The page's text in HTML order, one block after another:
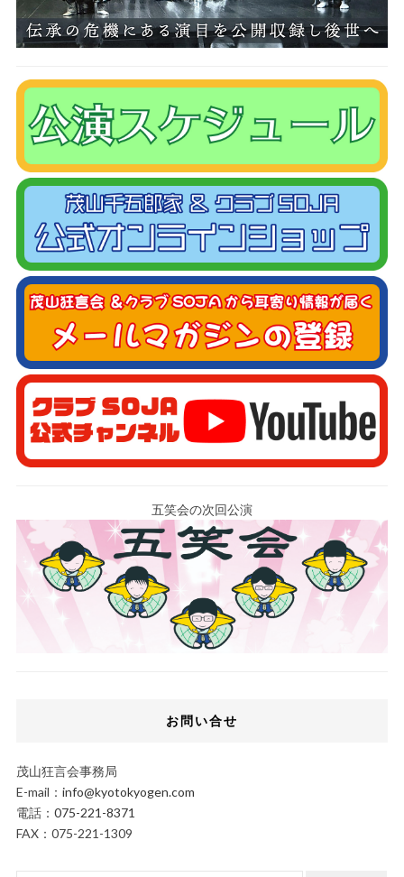
五笑会の次回公演
お問い合せ
茂山狂言会事務局
E-mail： info@kyotokyogen.com
電話： 075-221-8371
FAX：075-221-1309